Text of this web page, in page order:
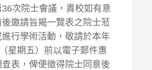
36次院士會議，貴校如有意
邀請旨揭一覽表之院士蒞
行學術活動，敬請於本年
星期五）前以電子郵件惠
表，俾便徵得院士同意後